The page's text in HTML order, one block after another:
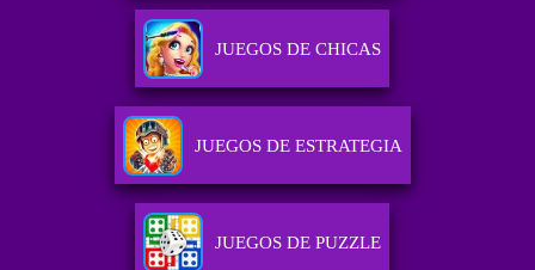
JUEGOS DE CHICAS
JUEGOS DE ESTRATEGIA
JUEGOS DE PUZZLE